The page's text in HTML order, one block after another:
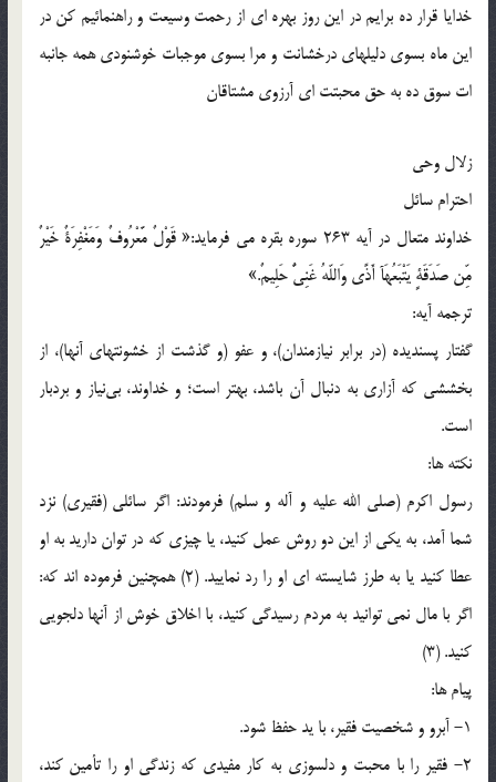
خدايا قرار ده برايم در اين روز بهره اى از رحمت وسيعت و راهنمائيم كن در
اين ماه بسوى دليلهاى درخشانت و مرا بسوى موجبات خوشنودى همه جانبه
ات سوق ده به حق محبتت اى آرزوى مشتاقان
زلال وحی
احترام سائل
خداوند متعال در آیه 263 سوره بقره می فرماید:« قَوْلٌ مَّعْرُوفٌ وَمَغْفِرَةٌ خَيْرٌ
مِّن صَدَقَةٍ يَتْبَعُهَآ أَذًى وَاللّهُ غَنِيٌّ حَلِيمٌ.»
ترجمه آیه:
گفتار پسنديده (در برابر نيازمندان)، و عفو (و گذشت از خشونتهاى آنها)، از
بخششى كه آزارى به دنبال آن باشد، بهتر است؛ و خداوند، بى‌نياز و بردبار
است.
نکته ها:
رسول اکرم (صلی الله علیه و آله و سلم) فرمودند: اگر سائلی (فقیری) نزد
شما آمد، به یکی از این دو روش عمل کنید، یا چیزی که در توان دارید به او
عطا کنید یا به طرز شایسته ای او را رد نمایید. (2) همچنین فرموده اند که:
اگر با مال نمی توانید به مردم رسیدگی کنید، با اخلاق خوش از آنها دلجویی
کنید. (3)
پیام ها:
1- آبرو و شخصیت فقیر، با ید حفظ شود.
2- فقیر را با محبت و دلسوزی به کار مفیدی که زندگی او را تأمین کند،